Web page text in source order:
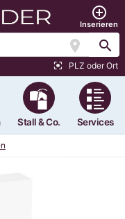
add_circle_outline
Inserieren
location_on search
center_focus_strong PLZ oder Ort
Stall & Co. Services